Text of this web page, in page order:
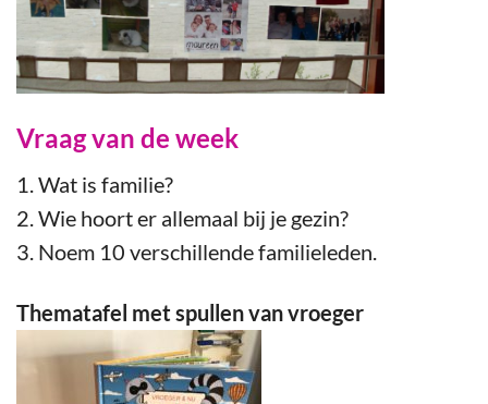
Vraag van de week
1. Wat is familie?
2. Wie hoort er allemaal bij je gezin?
3. Noem 10 verschillende familieleden.
Thematafel met spullen van vroeger